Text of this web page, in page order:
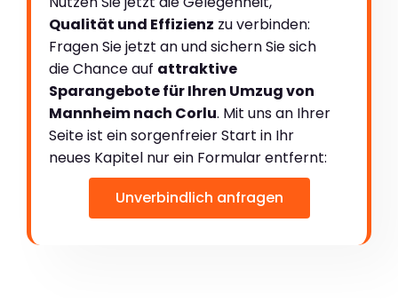
Qualität und Effizienz zu verbinden:
Fragen Sie jetzt an und sichern Sie sich
die Chance auf attraktive
Sparangebote für Ihren Umzug von
Mannheim nach Corlu. Mit uns an Ihrer
Seite ist ein sorgenfreier Start in Ihr
neues Kapitel nur ein Formular entfernt:
Unverbindlich anfragen